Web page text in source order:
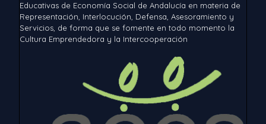
Educativas de Economía Social de Andalucía en materia de
Representación, Interlocución, Defensa, Asesoramiento y
Servicios, de forma que se fomente en todo momento la
Cultura Emprendedora y la Intercooperación